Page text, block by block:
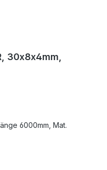
30x8x4mm,
6000mm, Mat.